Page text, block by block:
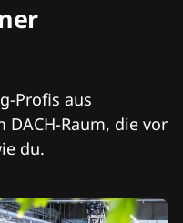
Profis aus
Raum, die vor
du.